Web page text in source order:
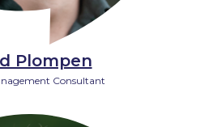
Plompen
Consultant